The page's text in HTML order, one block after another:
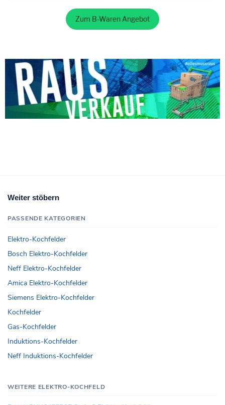
Zum B-Waren Angebot
Weiter stöbern
PASSENDE KATEGORIEN
Elektro-Kochfelder
Bosch Elektro-Kochfelder
Neff Elektro-Kochfelder
Amica Elektro-Kochfelder
Siemens Elektro-Kochfelder
Kochfelder
Gas-Kochfelder
Induktions-Kochfelder
Neff Induktions-Kochfelder
WEITERE ELEKTRO-KOCHFELD